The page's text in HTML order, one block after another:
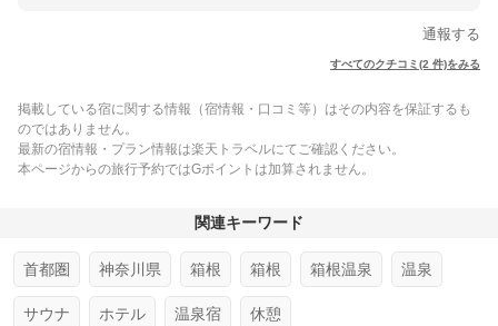
通報する
すべてのクチコミ(2 件)をみる
掲載している宿に関する情報（宿情報・口コミ等）はその内容を保証するも
のではありません。
最新の宿情報・プラン情報は楽天トラベルにてご確認ください。
本ページからの旅行予約ではGポイントは加算されません。
関連キーワード
首都圏 神奈川県 箱根 箱根 箱根温泉 温泉
サウナ ホテル 温泉宿 休憩